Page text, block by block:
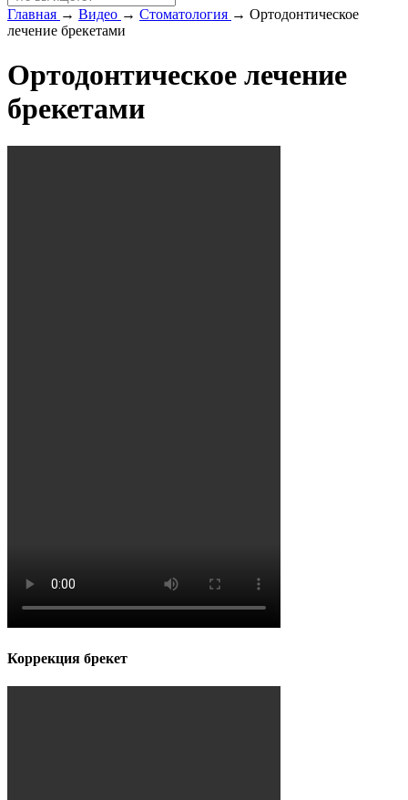
Главная → Видео → Стоматология → Ортодонтическое
лечение брекетами
Ортодонтическое лечение
брекетами
Коррекция брекет